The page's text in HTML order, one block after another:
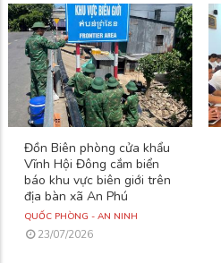
Đồn Biên phòng cửa khẩu
Vĩnh Hội Đông cắm biển
báo khu vực biên giới trên
địa bàn xã An Phú
QUỐC PHÒNG - AN NINH
23/07/2026